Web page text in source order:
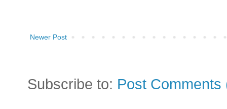
Newer Post
Subscribe to: Post Comments